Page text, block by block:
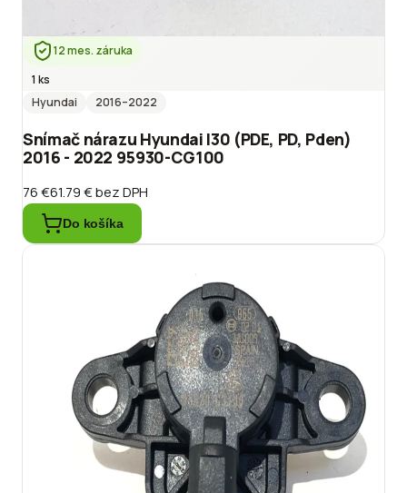
12 mes. záruka
1 ks
Hyundai
2016–2022
Snímač nárazu Hyundai I30 (PDE, PD, Pden)
2016 - 2022 95930-CG100
76 €61.79 €bez DPH
Do košíka